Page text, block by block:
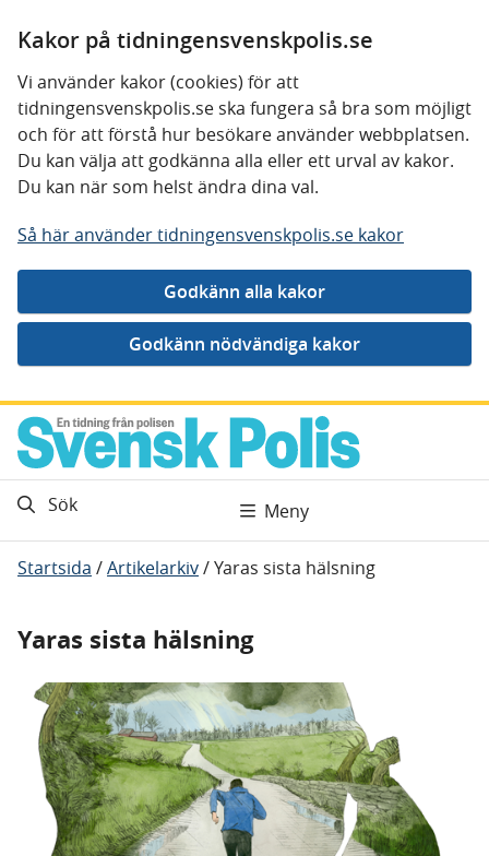
Kakor på tidningensvenskpolis.se
Vi använder kakor (cookies) för att
tidningensvenskpolis.se ska fungera så bra som möjligt
och för att förstå hur besökare använder webbplatsen.
Du kan välja att godkänna alla eller ett urval av kakor.
Du kan när som helst ändra dina val.
Så här använder tidningensvenskpolis.se kakor
Gå direkt till innehåll
Sök Meny
Startsida /Artikelarkiv/Yaras sista hälsning
Yaras sista hälsning